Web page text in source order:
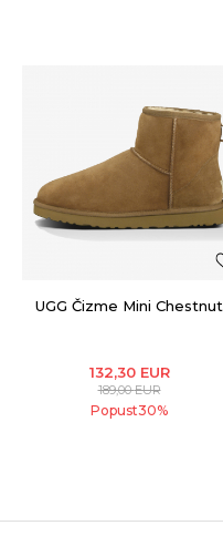
UGG Čizme Mini Chestnut
132,30 EUR
189,00EUR
Popust30%